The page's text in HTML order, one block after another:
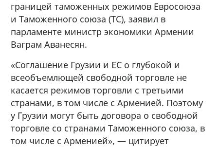
границей таможенных режимов Евросоюза
и Таможенного союза (ТС), заявил в
парламенте министр экономики Армении
Ваграм Аванесян.
«Соглашение Грузии и ЕС о глубокой и
всеобъемлющей свободной торговле не
касается режимов торговли с третьими
странами, в том числе с Арменией. Поэтому
у Грузии могут быть договора о свободной
торговле со странами Таможенного союза, в
том числе с Арменией», — цитирует